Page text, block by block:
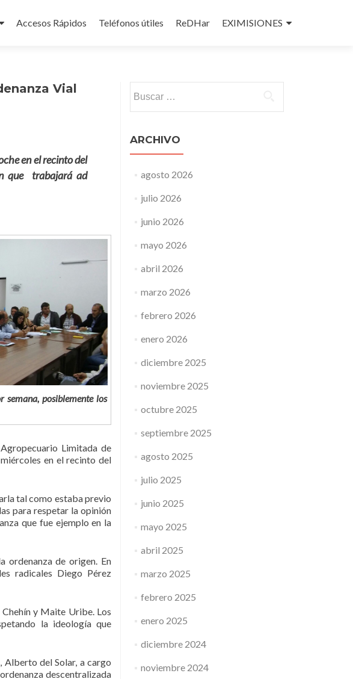
Accesos Rápidos Teléfonos útiles ReDHar EXIMISIONES
Vial
en el recinto del
que trabajará ad
semana, posiblemente los
Limitada de
en el recinto del
tal como estaba previo
para respetar la opinión
que fue ejemplo en la
ordenanza de origen. En
radicales Diego Pérez
y Maite Uribe. Los
la ideología que
Alberto del Solar, a cargo
descentralizada
ARCHIVO
agosto 2026
julio 2026
junio 2026
mayo 2026
abril 2026
marzo 2026
febrero 2026
enero 2026
diciembre 2025
noviembre 2025
octubre 2025
septiembre 2025
agosto 2025
julio 2025
junio 2025
mayo 2025
abril 2025
marzo 2025
febrero 2025
enero 2025
diciembre 2024
noviembre 2024